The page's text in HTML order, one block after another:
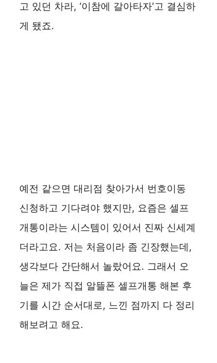
고 있던 차라, ‘이참에 갈아타자’고 결심하
게 됐죠.
예전 같으면 대리점 찾아가서 번호이동
신청하고 기다려야 했지만, 요즘은 셀프
개통이라는 시스템이 있어서 진짜 신세계
더라고요. 저는 처음이라 좀 긴장했는데,
생각보다 간단해서 놀랐어요. 그래서 오
늘은 제가 직접 알뜰폰 셀프개통 해본 후
기를 시간 순서대로, 느낀 점까지 다 정리
해보려고 해요.